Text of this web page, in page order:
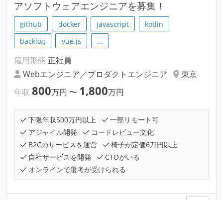
アソフトウェアエンジニアを募集！
github docker javascript
kotlin
backlog
vue.js …
雇用形態 正社員
Webエンジニア／プロダクトエンジニア
東京
年収 800万円 〜 1,800万円
下限年収500万円以上
一部リモート可
アジャイル開発
コードレビュー文化
B2Cのサービスを運営
椅子が定価6万円以上
自社サービスを開発
CTOがいる
オンラインで選考が受けられる